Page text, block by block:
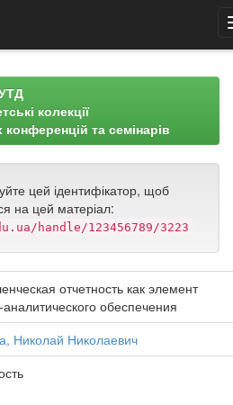
колекції
та семінарів
цей ідентифікатор, щоб
на цей матеріал:
handle/123456789/3223
отчетность как элемент
аналитического обеспечения
Николай Николаевич